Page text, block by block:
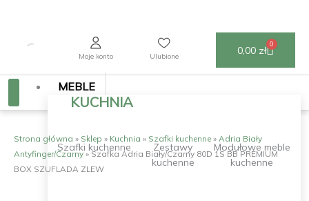
Moje konto Ulubione 0,00 zł 0
Wózek
MEBLE
KUCHNIA
Szafki kuchenne
Zestawy
kuchenne
Modułowe meble
kuchenne
Strona główna » Sklep » Kuchnia » Szafki kuchenne » Adria Biały
Antyfinger/Czarny» Szafka Adria Biały/Czarny 80D 1S BB PREMIUM
BOX SZUFLADA ZLEW